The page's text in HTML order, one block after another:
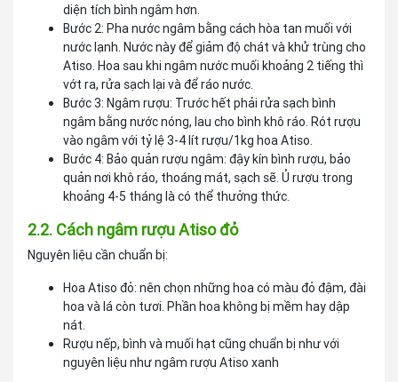
diện tích bình ngâm hơn.
Bước 2: Pha nước ngâm bằng cách hòa tan muối với
nước lạnh. Nước này để giảm độ chát và khử trùng cho
Atiso. Hoa sau khi ngâm nước muối khoảng 2 tiếng thì
vớt ra, rửa sạch lại và để ráo nước.
Bước 3: Ngâm rượu: Trước hết phải rửa sạch bình
ngâm bằng nước nóng, lau cho bình khô ráo. Rót rượu
vào ngâm với tỷ lệ 3-4 lít rượu/1kg hoa Atiso.
Bước 4: Bảo quản rượu ngâm: đậy kín bình rượu, bảo
quản nơi khô ráo, thoáng mát, sạch sẽ. Ủ rượu trong
khoảng 4-5 tháng là có thể thưởng thức.
2.2. Cách ngâm rượu Atiso đỏ
Nguyên liệu cần chuẩn bị:
Hoa Atiso đỏ: nên chọn những hoa có màu đỏ đậm, đài
hoa và lá còn tươi. Phần hoa không bị mềm hay dập
nát.
Rượu nếp, bình và muối hạt cũng chuẩn bị như với
nguyên liệu như ngâm rượu Atiso xanh